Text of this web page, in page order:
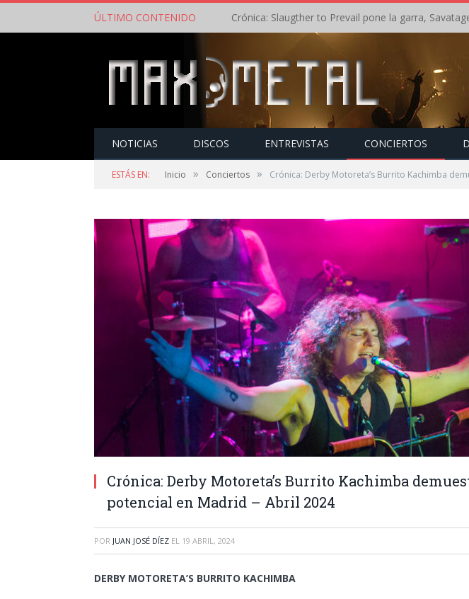
ÚLTIMO CONTENIDO
NOTICIAS DISCOS ENTREVISTAS CONCIERTOS
ESTÁS EN: Inicio » Conciertos » Crónica: Derby Motoreta’s Burrito Kachimba
Crónica: Derby Motoreta’s Burrito Kachimba
potencial en Madrid – Abril 2024
POR JUAN JOSÉ DÍEZ EL 19 ABRIL, 2024
DERBY MOTORETA’S BURRITO KACHIMBA